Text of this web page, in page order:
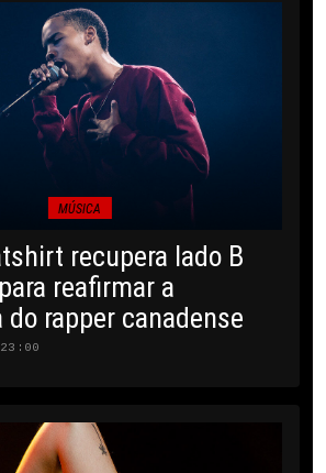
MÚSICA
recupera lado B
reafirmar a
rapper canadense